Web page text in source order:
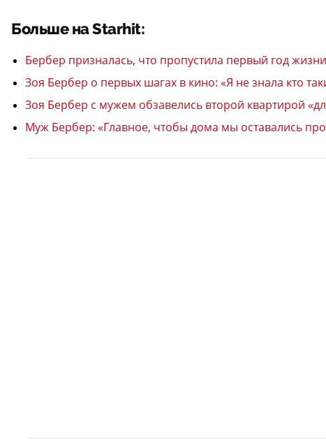
Больше на Starhit:
Бербер призналась, что пропустила первый год
Зоя Бербер о первых шагах в кино: «Я не знала кто
Зоя Бербер с мужем обзавелись второй квартирой
Муж Бербер: «Главное, чтобы дома мы оставались